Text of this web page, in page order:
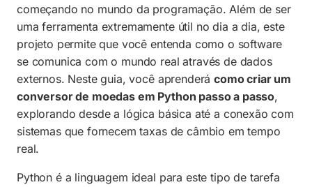
começando no mundo da programação. Além de ser
uma ferramenta extremamente útil no dia a dia, este
projeto permite que você entenda como o software
se comunica com o mundo real através de dados
externos. Neste guia, você aprenderácomo criar um
conversor de moedas em Python passo a passo,
explorando desde a lógica básica até a conexão com
sistemas que fornecem taxas de câmbio em tempo
real.
Python é a linguagem ideal para este tipo de tarefa
Código Completo do Projeto
Expandindo o projeto: Próximos passos
Perguntas Frequentes